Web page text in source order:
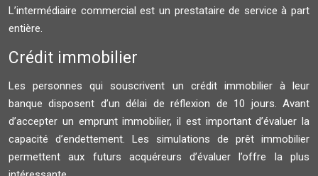
L’intermédiaire commercial est un prestataire de service à part
entière.
Crédit immobilier
Les personnes qui souscrivent un crédit immobilier à leur
banque disposent d’un délai de réflexion de 10 jours. Avant
d’accepter un emprunt immobilier, il est important d’évaluer la
capacité d’endettement. Les simulations de prêt immobilier
permettent aux futurs acquéreurs d’évaluer l’offre la plus